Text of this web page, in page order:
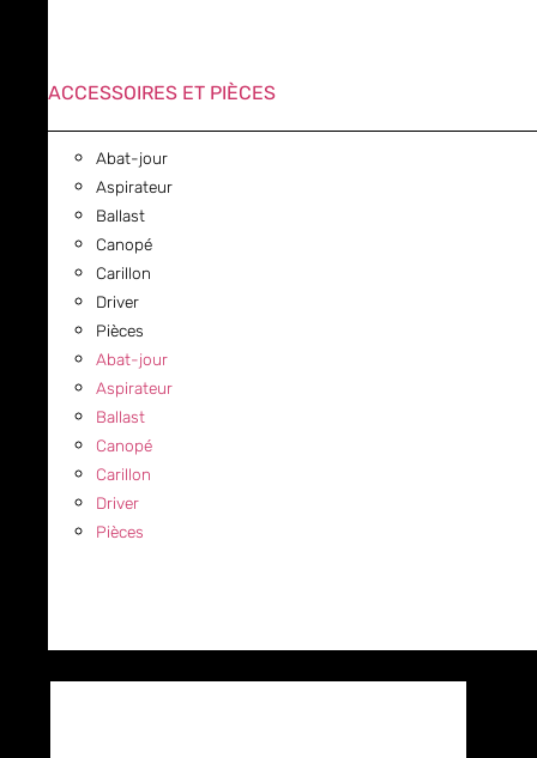
ACCESSOIRES ET PIÈCES
Abat-jour
Aspirateur
Ballast
Canopé
Carillon
Driver
Pièces
Abat-jour
Aspirateur
Ballast
Canopé
Carillon
Driver
Pièces